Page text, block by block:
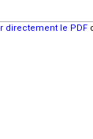
directement le PDF